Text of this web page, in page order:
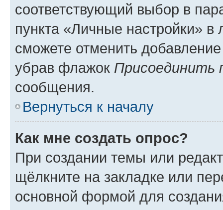
соответствующий выбор в
пункта «Личные настройки»
сможете отменить
убрав флажок Присоединить
сообщения.
Вернуться к началу
Как мне создать опрос?
При создании темы или
щёлкните на закладке или
основной формой для